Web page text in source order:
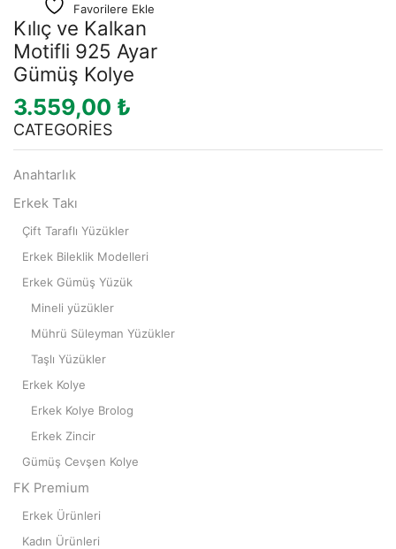
Favorilere Ekle
Kılıç ve Kalkan
Motifli 925 Ayar
Gümüş Kolye
3.559,00 ₺
CATEGORIES
Anahtarlık
Erkek Takı
Çift Taraflı Yüzükler
Erkek Bileklik Modelleri
Erkek Gümüş Yüzük
Mineli yüzükler
Mührü Süleyman Yüzükler
Taşlı Yüzükler
Erkek Kolye
Erkek Kolye Brolog
Erkek Zincir
Gümüş Cevşen Kolye
FK Premium
Erkek Ürünleri
Kadın Ürünleri